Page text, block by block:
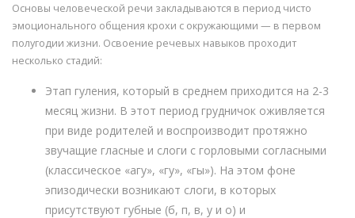
Основы человеческой речи закладываются в период чисто
эмоционального общения крохи с окружающими — в первом
полугодии жизни. Освоение речевых навыков проходит
несколько стадий:
Этап гуления, который в среднем приходится на 2-3
месяц жизни. В этот период грудничок оживляется
при виде родителей и воспроизводит протяжно
звучащие гласные и слоги с горловыми согласными
(классическое «агу», «гу», «гы»). На этом фоне
эпизодически возникают слоги, в которых
присутствуют губные (б, п, в, у и о) и